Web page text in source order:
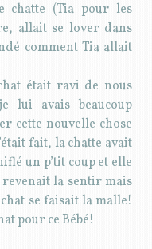
chatte (Tia pour les
allait se lover dans
comment Tia allait
était ravi de nous
lui avais beaucoup
cette nouvelle chose
fait, la chatte avait
un p’tit coup et elle
revenait la sentir mais
se faisait la malle!
pour ce Bébé!